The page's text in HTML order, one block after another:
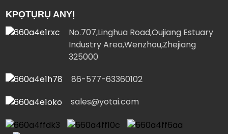
KPỌTỤRỤ ANYỊ
No.707,Linghua Road,Oujiang Estuary
Industry Area,Wenzhou,Zhejiang
325000
86-577-63360102
sales@yotai.com